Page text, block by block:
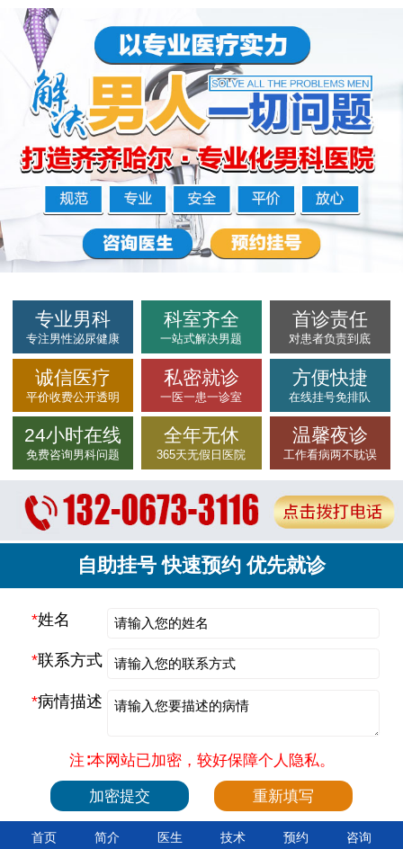
专业男科
专注男性泌尿健康
科室齐全
一站式解决男题
首诊责任
对患者负责到底
诚信医疗
平价收费公开透明
私密就诊
一医一患一诊室
方便快捷
在线挂号免排队
24小时在线
免费咨询男科问题
全年无休
365天无假日医院
温馨夜诊
工作看病两不耽误
自助挂号 快速预约 优先就诊
*姓名
*联系方式
*病情描述
注∶本网站已加密，较好保障个人隐私。
首页 简介 医生 技术 预约 咨询